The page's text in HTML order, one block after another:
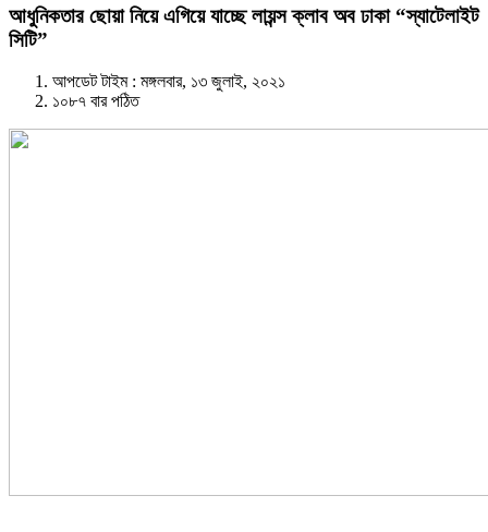
আধুনিকতার ছোয়া নিয়ে এগিয়ে যাচ্ছে লায়ন্স ক্লাব অব ঢাকা “স্যাটেলাইট
সিটি”
আপডেট টাইম : মঙ্গলবার, ১৩ জুলাই, ২০২১
১০৮৭ বার পঠিত